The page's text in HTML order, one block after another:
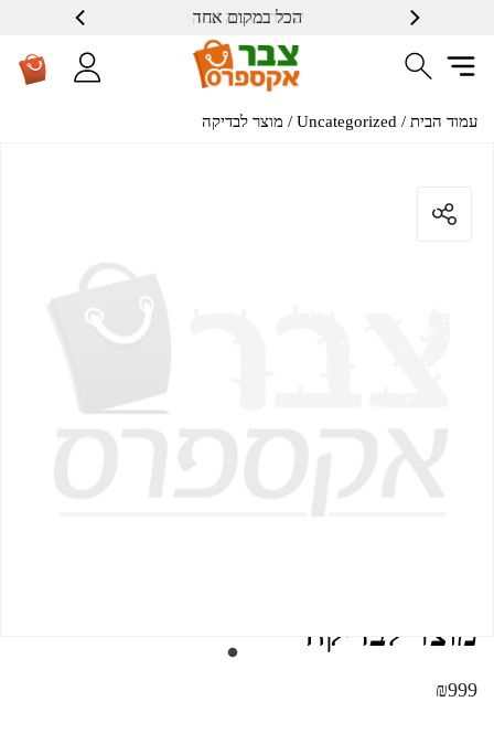
הכל במקום אחד
שרות ברמה גבוה
עמוד הבית /
Uncategorized / מוצר לבדיקה
מוצר לבדיקה
₪999